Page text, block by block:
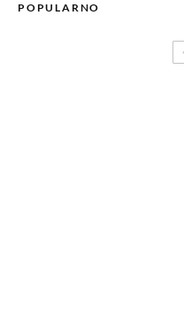
POPULARNO